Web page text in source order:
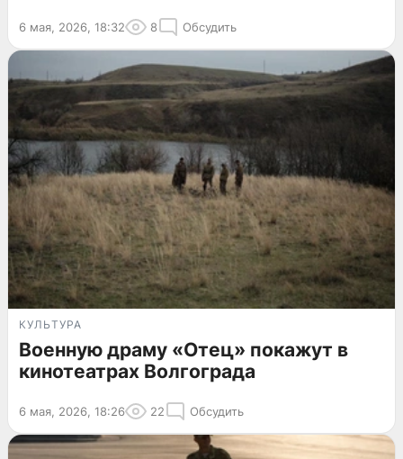
6 мая, 2026, 18:32 8 Обсудить
КУЛЬТУРА
Военную драму «Отец» покажут в
кинотеатрах Волгограда
6 мая, 2026, 18:26 22 Обсудить